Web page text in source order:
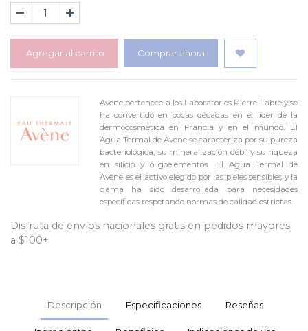
Agregar al carrito Comprar ahora
Avene pertenece a los Laboratorios Pierre Fabre y se
ha convertido en pocas décadas en el líder de la
dermocosmética en Francia y en el mundo. El
Agua Termal de Avene se caracteriza por su pureza
bacteriológica, su mineralización débil y su riqueza
en silicio y oligoelementos. El Agua Termal de
Avène es el activo elegido por las pieles sensibles y la
gama ha sido desarrollada para necesidades
específicas respetando normas de calidad estrictas.
Disfruta de envíos nacionales gratis en pedidos mayores
a $100+
Descripción Especificaciones Reseñas